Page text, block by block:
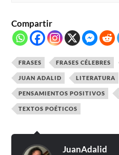
Compartir
FRASES FRASES CÉLEBRES
JUAN ADALID LITERATURA
PENSAMIENTOS POSITIVOS
TEXTOS POÉTICOS
JuanAdalid